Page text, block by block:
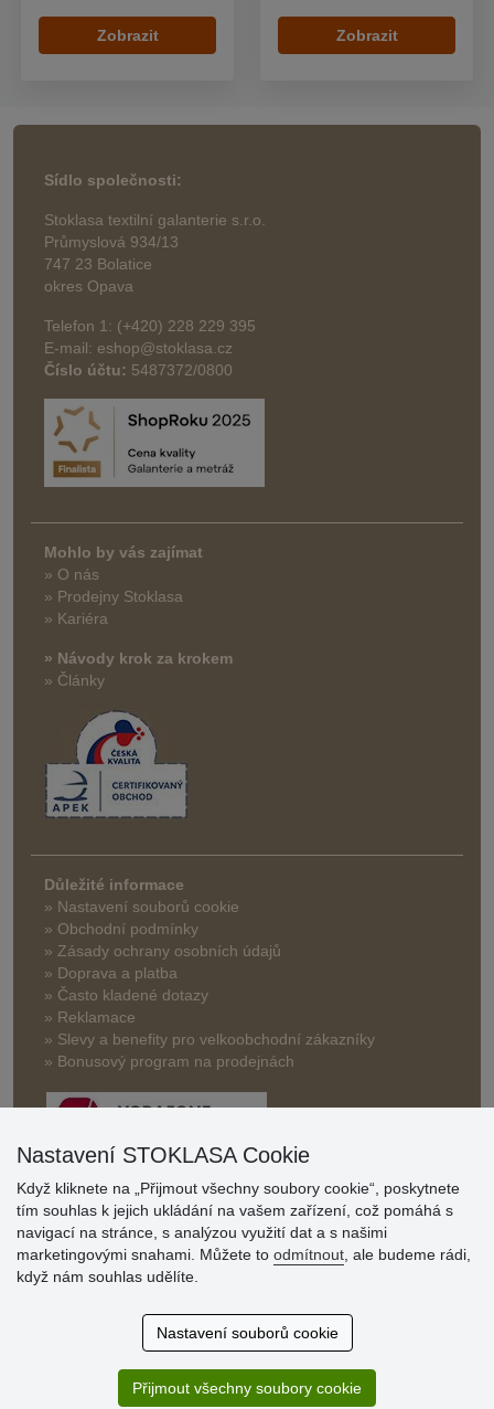
Zobrazit Zobrazit
Sídlo společnosti:
Stoklasa textilní galanterie s.r.o.
Průmyslová 934/13
747 23 Bolatice
okres Opava
Telefon 1: (+420) 228 229 395
E-mail: eshop@stoklasa.cz
Číslo účtu: 5487372/0800
Mohlo by vás zajímat
» O nás
» Prodejny Stoklasa
» Kariéra
» Návody krok za krokem
» Články
Důležité informace
» Nastavení souborů cookie
» Obchodní podmínky
» Zásady ochrany osobních údajů
» Doprava a platba
» Často kladené dotazy
» Reklamace
» Slevy a benefity pro velkoobchodní zákazníky
» Bonusový program na prodejnách
Hodnocení
zákazníků
Super obchod, kvalitní zboží za slušné ceny. Vřele
Sortiment za fajn ceny a hlavně super rychlé dodání. Moc
Nastavení STOKLASA Cookie
Když kliknete na „Přijmout všechny soubory cookie“, poskytnete
tím souhlas k jejich ukládání na vašem zařízení, což pomáhá s
navigací na stránce, s analýzou využití dat a s našimi
marketingovými snahami. Můžete to odmítnout , ale budeme rádi,
když nám souhlas udělíte.
Nastavení souborů cookie
Přijmout všechny soubory cookie